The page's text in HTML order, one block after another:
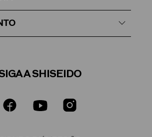
redução visível das rugas e aumento
conforto imediato e um acabamento
2 pumps e aplique em cinco pontos
A SHISEIDO